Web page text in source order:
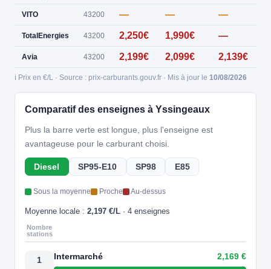
VITO 43200 — — —
TotalEnergies 43200 2,250€ 1,990€ —
Avia 43200 2,199€ 2,099€ 2,139€
ℹ️ Prix en €/L · Source : prix-carburants.gouv.fr · Mis à jour le 10/08/2026
Comparatif des enseignes à Yssingeaux
Plus la barre verte est longue, plus l'enseigne est
avantageuse pour le carburant choisi.
Diesel SP95-E10 SP98 E85
Sous la moyenne Proche Au-dessus
Moyenne locale : 2,197 €/L · 4 enseignes
Nombre
stations
1 Intermarché 2,169 €